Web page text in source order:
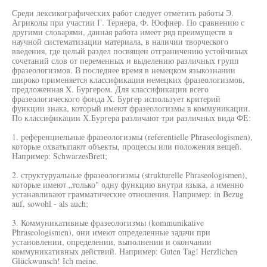
Среди лексикографических работ следует отметить работы Э.
Агриколы при участии Г. Тернера, Ф. Юофнер. По сравнению с
другими словарями, данная работа имеет ряд преимуществ в
научной систематизации материала, в наличии творческого
введения, где целый раздел посвящен отграничению устойчивых
сочетаний слов от переменных и выделению различных групп
фразеологизмов. В последнее время в немецком языкознании
широко применяется классификация немецких фразеологизмов,
предложенная X. Бургером. Для классификации всего
фразеологического фонда X. Бургер использует критерий
функции знака, который имеют фразеологизмы в коммуникации.
По классификации Х.Бургера различают три различных вида ФЕ:
1. референциельные фразеологизмы (referentielle Phraseologismen),
которые охватыпают объекты, процессы или положения вещей.
Например: SchwarzesBrett;
2. структуруальные фразеологизмы (strukturelle Phraseologismen),
которые имеют „только" одну функцию внутри языка, а именно
устанавливают грамматические отношения. Например: in Bezug
auf, sowohl - als auch;
3. Коммуникативные фразеологизмы (kommunikative
Phraseologismen), они имеют определенные задачи при
установлении, определении, выполнении и окончании
коммуникативных действий. Например: Guten Tag! Herzlichen
Glückwunsch! Ich meine.